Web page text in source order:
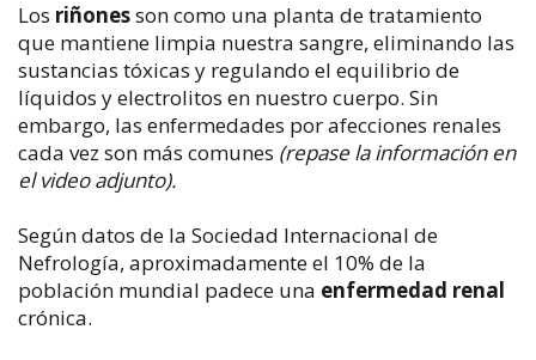
Los riñonesson como una planta de tratamiento
que mantiene limpia nuestra sangre, eliminando las
sustancias tóxicas y regulando el equilibrio de
líquidos y electrolitos en nuestro cuerpo. Sin
embargo, las enfermedades por afecciones renales
cada vez son más comunes (repase la información en
el video adjunto).
Según datos de la Sociedad Internacional de
Nefrología, aproximadamente el 10% de la
población mundial padece una enfermedad renal
crónica.